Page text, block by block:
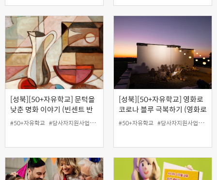
[성북][50+자유학교] 문턱을
낮춘 명화 이야기 (빈센트 반
고흐편)
#50+자유학교 #당사자지원사업 #무료 #성북홍보왕 #온라인 #지역협력사업
[성북][50+자유학교] 영화로
코로나 블루 극복하기 (영화로
만나는 치유)
#50+자유학교 #당사자지원사업 #성